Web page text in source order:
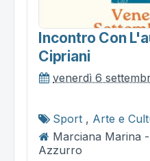
Incontro Con
Cipriani
venerdì 6
Sport , Arte e
Marciana Marina
Azzurro